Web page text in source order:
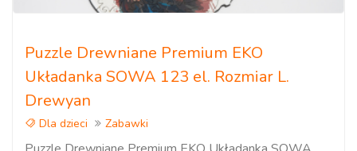
Puzzle Drewniane Premium EKO
Układanka SOWA 123 el. Rozmiar L.
Drewyan
Dla dzieci Zabawki